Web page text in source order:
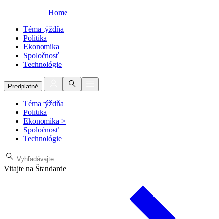
Home
Téma týždňa
Politika
Ekonomika
Spoločnosť
Technológie
Predplatné
Téma týždňa
Politika
Ekonomika >
Spoločnosť
Technológie
Vitajte na Štandarde